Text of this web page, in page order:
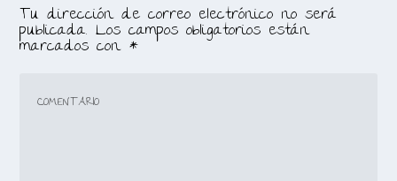
Tu dirección de correo electrónico no será
publicada. Los campos obligatorios están
marcados con *